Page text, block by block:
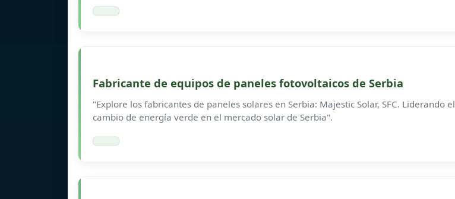
Fabricante de equipos de paneles fotovoltaicos de Serbia
"Explore los fabricantes de paneles solares en Serbia: Majestic Solar, SFC. Liderando el
cambio de energía verde en el mercado solar de Serbia".